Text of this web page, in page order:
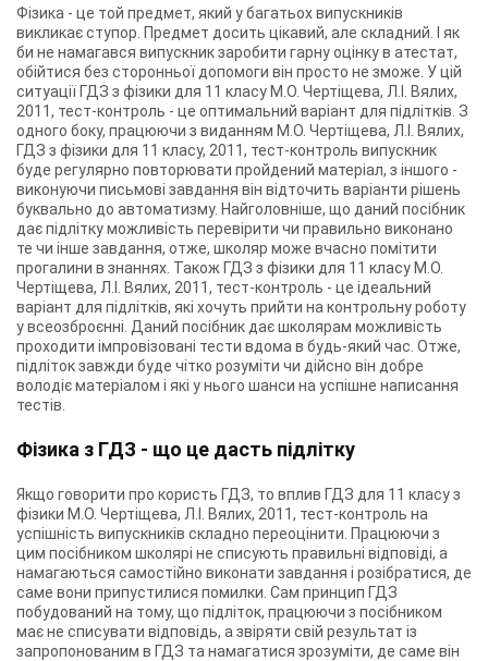
Фізика - це той предмет, який у багатьох випускників
викликає ступор. Предмет досить цікавий, але складний. І як
би не намагався випускник заробити гарну оцінку в атестат,
обійтися без сторонньої допомоги він просто не зможе. У цій
ситуації ГДЗ з фізики для 11 класу М.О. Чертіщева, Л.І. Вялих,
2011, тест-контроль - це оптимальний варіант для підлітків. З
одного боку, працюючи з виданням М.О. Чертіщева, Л.І. Вялих,
ГДЗ з фізики для 11 класу, 2011, тест-контроль випускник
буде регулярно повторювати пройдений матеріал, з іншого -
виконуючи письмові завдання він відточить варіанти рішень
буквально до автоматизму. Найголовніше, що даний посібник
дає підлітку можливість перевірити чи правильно виконано
те чи інше завдання, отже, школяр може вчасно помітити
прогалини в знаннях. Також ГДЗ з фізики для 11 класу М.О.
Чертіщева, Л.І. Вялих, 2011, тест-контроль - це ідеальний
варіант для підлітків, які хочуть прийти на контрольну роботу
у всеозброєнні. Даний посібник дає школярам можливість
проходити імпровізовані тести вдома в будь-який час. Отже,
підліток завжди буде чітко розуміти чи дійсно він добре
володіє матеріалом і які у нього шанси на успішне написання
тестів.
Фізика з ГДЗ - що це дасть підлітку
Якщо говорити про користь ГДЗ, то вплив ГДЗ для 11 класу з
фізики М.О. Чертіщева, Л.І. Вялих, 2011, тест-контроль на
успішність випускників складно переоцінити. Працюючи з
цим посібником школярі не списують правильні відповіді, а
намагаються самостійно виконати завдання і розібратися, де
саме вони припустилися помилки. Сам принцип ГДЗ
побудований на тому, що підліток, працюючи з посібником
має не списувати відповідь, а звіряти свій результат із
запропонованим в ГДЗ та намагатися зрозуміти, де саме він